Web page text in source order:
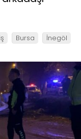
Bursa İnegöl